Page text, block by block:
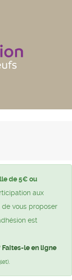
de 5€ ou
aux
vous proposer
est
Faites-le en ligne